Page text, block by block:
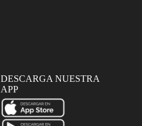
DESCARGA NUESTRA
APP